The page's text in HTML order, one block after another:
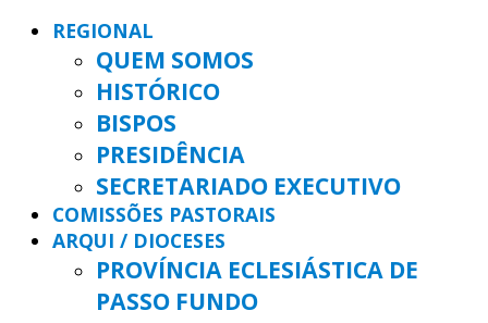
REGIONAL
QUEM SOMOS
HISTÓRICO
BISPOS
PRESIDÊNCIA
SECRETARIADO EXECUTIVO
COMISSÕES PASTORAIS
ARQUI / DIOCESES
PROVÍNCIA ECLESIÁSTICA DE
PASSO FUNDO